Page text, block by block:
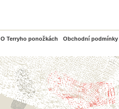
O Terryho ponožkách Obchodní podmínky
PayPal